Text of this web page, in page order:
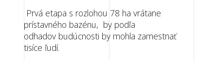
Prvá etapa s rozlohou 78 ha vrátane
prístavného bazénu, by podľa
odhadov budúcnosti by mohla zamestnať
tisíce ľudí.